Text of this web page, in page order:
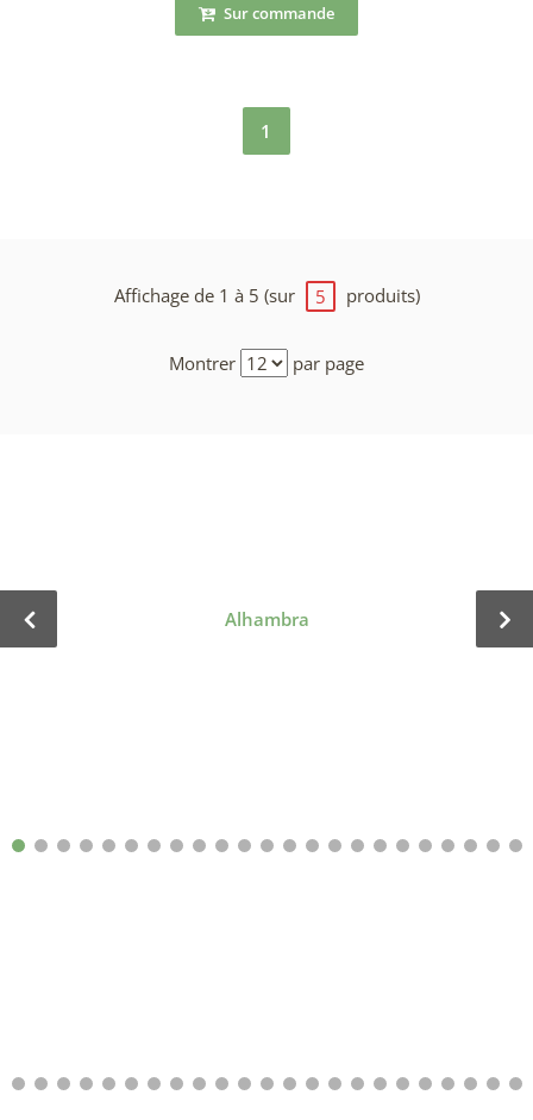
Sur commande
1
Affichage de 1 à 5 (sur 5 produits)
Montrer par page
Alhambra